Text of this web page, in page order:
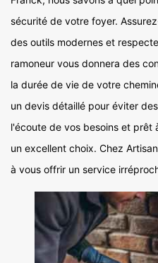
sécurité de votre foyer.
des outils modernes et
ramoneur vous donnera des
la durée de vie de votre
un devis détaillé pour éviter
l'écoute de vos besoins et prêt
un excellent choix. Chez
à vous offrir un service